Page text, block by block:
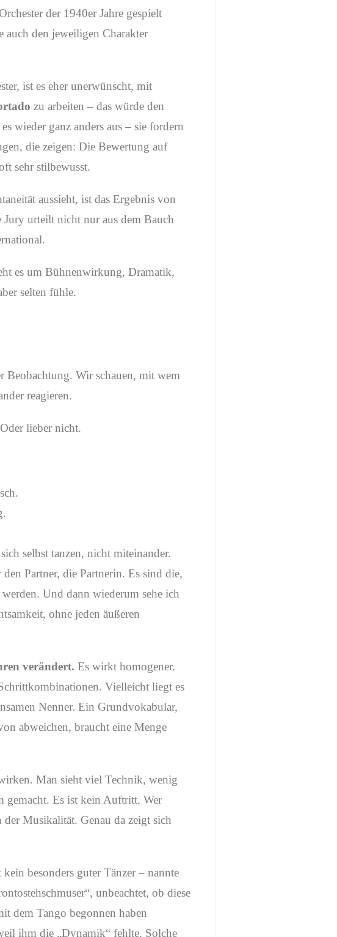
der 1940er Jahre gespielt
auch den jeweiligen Charakter
ist es eher unerwünscht, mit
zu arbeiten – das würde den
wieder ganz anders aus – sie fordern
die zeigen: Die Bewertung auf
sehr stilbewusst.
aussieht, ist das Ergebnis von
urteilt nicht nur aus dem Bauch
es um Bühnenwirkung, Dramatik,
selten fühle.
Wir schauen, mit wem
reagieren.
lieber nicht.
selbst tanzen, nicht miteinander.
Partner, die Partnerin. Es sind die,
Und dann wiederum sehe ich
ohne jeden äußeren
verändert. Es wirkt homogener.
Vielleicht liegt es
Nenner. Ein Grundvokabular,
abweichen, braucht eine Menge
Man sieht viel Technik, wenig
Es ist kein Auftritt. Wer
Musikalität. Genau da zeigt sich
besonders guter Tänzer – nannte
unbeachtet, ob diese
dem Tango begonnen haben
ihm die „Dynamik“ fehlte. Solche